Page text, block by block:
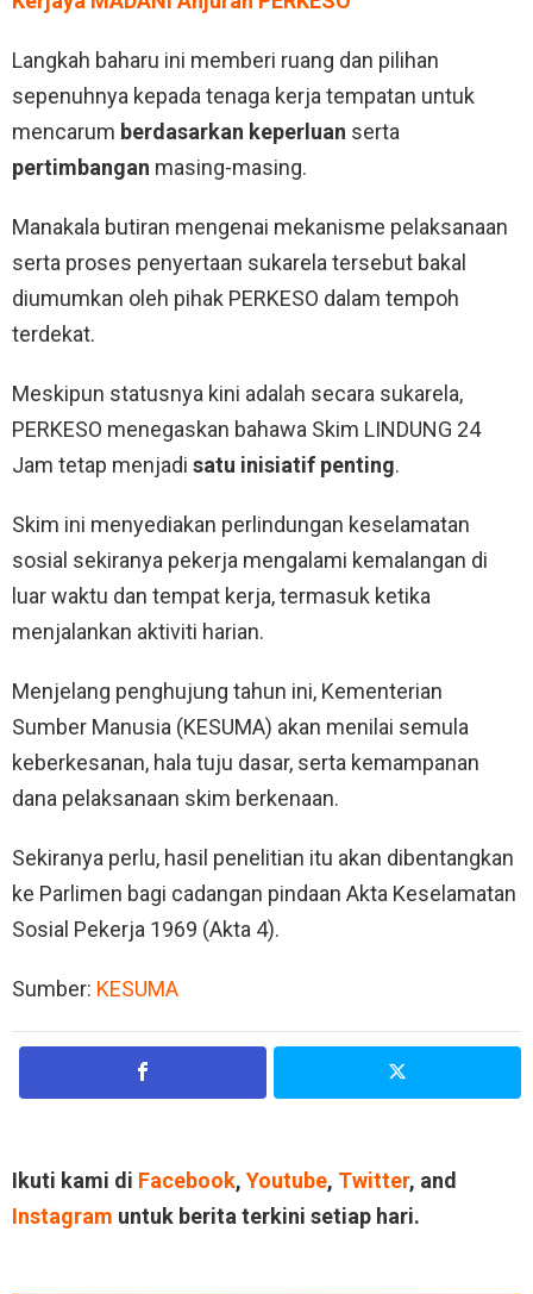
Langkah baharu ini memberi ruang dan pilihan
sepenuhnya kepada tenaga kerja tempatan untuk
mencarum berdasarkan keperluan serta
pertimbangan masing-masing.
Manakala butiran mengenai mekanisme pelaksanaan
serta proses penyertaan sukarela tersebut bakal
diumumkan oleh pihak PERKESO dalam tempoh
terdekat.
Meskipun statusnya kini adalah secara sukarela,
PERKESO menegaskan bahawa Skim LINDUNG 24
Jam tetap menjadi satu inisiatif penting.
Skim ini menyediakan perlindungan keselamatan
sosial sekiranya pekerja mengalami kemalangan di
luar waktu dan tempat kerja, termasuk ketika
menjalankan aktiviti harian.
Menjelang penghujung tahun ini, Kementerian
Sumber Manusia (KESUMA) akan menilai semula
keberkesanan, hala tuju dasar, serta kemampanan
dana pelaksanaan skim berkenaan.
Sekiranya perlu, hasil penelitian itu akan dibentangkan
ke Parlimen bagi cadangan pindaan Akta Keselamatan
Sosial Pekerja 1969 (Akta 4).
Sumber: KESUMA
Ikuti kami di Facebook, Youtube, Twitter, and
Instagram untuk berita terkini setiap hari.